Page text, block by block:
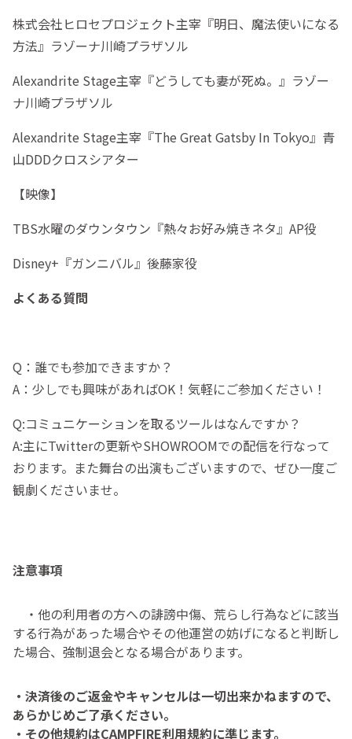
株式会社ヒロセプロジェクト主宰『明日、魔法使いになる
方法』ラゾーナ川崎プラザソル
Alexandrite Stage主宰『どうしても妻が死ぬ。』ラゾー
ナ川崎プラザソル
Alexandrite Stage主宰『The Great Gatsby In Tokyo』青
山DDDクロスシアター
【映像】
TBS水曜のダウンタウン『熱々お好み焼きネタ』AP役
Disney+『ガンニバル』後藤家役
よくある質問
Q：誰でも参加できますか？
A：少しでも興味があればOK！気軽にご参加ください！
Q:コミュニケーションを取るツールはなんですか？
A:主にTwitterの更新やSHOWROOMでの配信を行なって
おります。また舞台の出演もございますので、ぜひ一度ご
観劇くださいませ。
注意事項
・他の利用者の方への誹謗中傷、荒らし行為などに該当
する行為があった場合やその他運営の妨げになると判断し
た場合、強制退会となる場合があります。
・決済後のご返金やキャンセルは一切出来かねますので、
あらかじめご了承ください。
・その他規約はCAMPFIRE利用規約に準じます。